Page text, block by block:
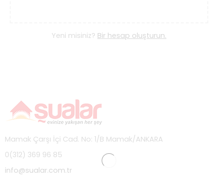
Yeni misiniz? Bir hesap oluşturun.
Mamak Çarşı İçi Cad. No: 1/B Mamak/ANKARA
0(312) 369 96 85
info@sualar.com.tr